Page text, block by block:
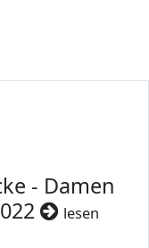
- Damen
lesen